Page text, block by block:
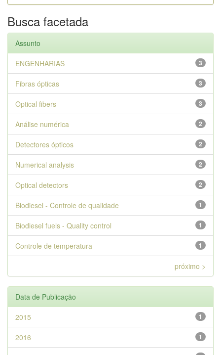
Busca facetada
Assunto
3
ENGENHARIAS
3
Fibras ópticas
3
Optical fibers
2
Análise numérica
2
Detectores ópticos
2
Numerical analysis
2
Optical detectors
1
Biodiesel - Controle de qualidade
1
Biodiesel fuels - Quality control
1
Controle de temperatura
próximo >
Data de Publicação
1
2015
1
2016